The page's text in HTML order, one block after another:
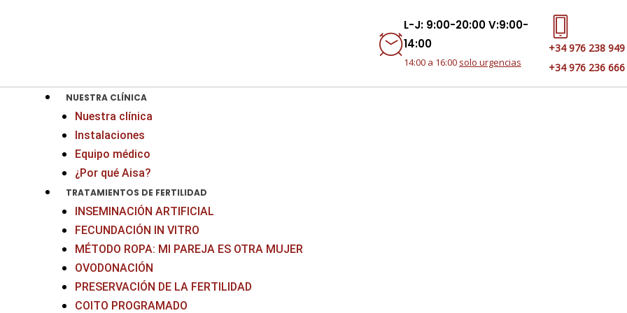
L-J: 9:00-20:00 V:9:00-
14:00
14:00 a 16:00 solo urgencias
+34 976 238 949
+34 976 236 666
NUESTRA CLÍNICA
Nuestra clínica
Instalaciones
Equipo médico
¿Por qué Aisa?
TRATAMIENTOS DE FERTILIDAD
INSEMINACIÓN ARTIFICIAL
FECUNDACIÓN IN VITRO
MÉTODO ROPA: MI PAREJA ES OTRA MUJER
OVODONACIÓN
PRESERVACIÓN DE LA FERTILIDAD
COITO PROGRAMADO